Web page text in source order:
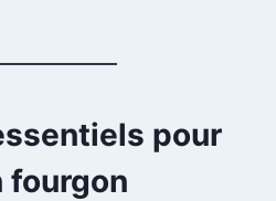
pour
fourgon